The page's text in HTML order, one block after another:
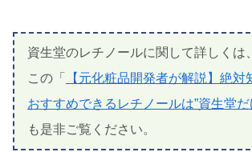
資生堂のレチノールに関して詳しくは、
この「
【元化粧品開発者が解説】絶対
おすすめできるレチノールは”資生堂だ
も是非ご覧ください。